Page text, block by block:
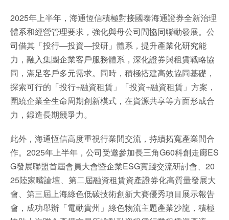
2025年上半年，海通恆信積極對接國泰海通證券全新治理
體系和經營管理要求，強化與母公司間協同聯動發展。公
司借其「投行—投資—投研」體系，提升產業化研究能
力，融入集團企業客戶服務體系，深化證券與租賃戰略協
同，滿足客戶多元需求。同時，積極搭建高效協同基礎，
探索可行的「投行+融資租賃」「投資+融資租賃」方案，
圍繞企業全生命周期創新模式，在資源共享等方面形成合
力，鍛造長期競爭力。
此外，海通恆信高度重視行業間交流，持續拓寬產業間合
作。2025年上半年，公司受邀參加長三角G60科創走廊ES
G發展聯盟首屆會員大會暨企業ESG實踐交流研討會、20
25陸家嘴論壇、第二屆融資租賃資產證券化高質量發展大
會、第三屆上海綠色低碳技術創新大賽優秀項目展示報告
會，成功舉辦「電動貴州」綠色物流主題產業沙龍，積極